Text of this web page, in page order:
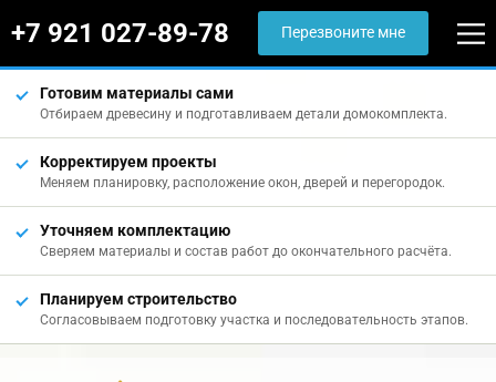
+7 921 027-89-78 Перезвоните мне
Готовим материалы сами
Отбираем древесину и подготавливаем детали домокомплекта.
Корректируем проекты
Меняем планировку, расположение окон, дверей и перегородок.
Уточняем комплектацию
Сверяем материалы и состав работ до окончательного расчёта.
Планируем строительство
Согласовываем подготовку участка и последовательность этапов.